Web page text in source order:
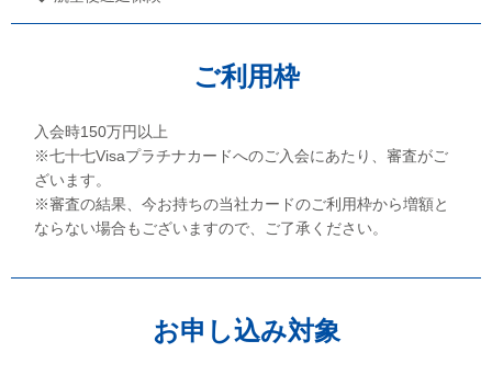
ご利用枠
入会時150万円以上
※七十七Visaプラチナカードへのご入会にあたり、審査がご
ざいます。
※審査の結果、今お持ちの当社カードのご利用枠から増額と
ならない場合もございますので、ご了承ください。
お申し込み対象